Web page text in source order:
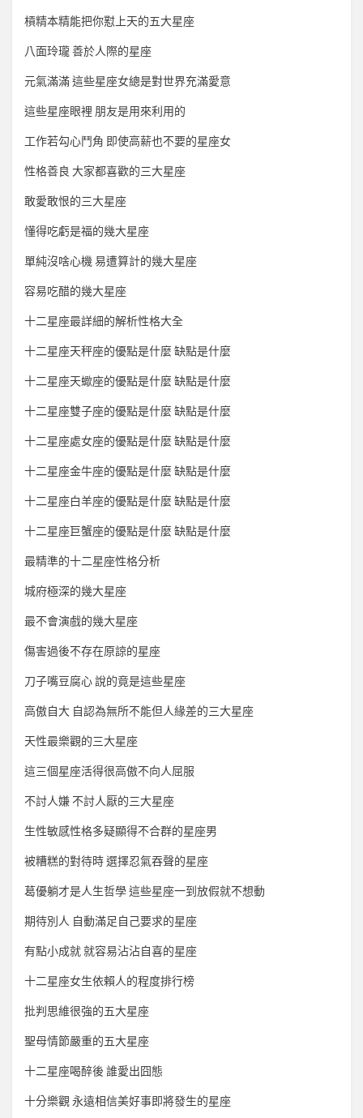
槓精本精能把你懟上天的五大星座
八面玲瓏 善於人際的星座
元氣滿滿 這些星座女總是對世界充滿愛意
這些星座眼裡 朋友是用來利用的
工作若勾心鬥角 即使高薪也不要的星座女
性格善良 大家都喜歡的三大星座
敢愛敢恨的三大星座
懂得吃虧是福的幾大星座
單純沒啥心機 易遭算計的幾大星座
容易吃醋的幾大星座
十二星座最詳細的解析性格大全
十二星座天秤座的優點是什麼 缺點是什麼
十二星座天蠍座的優點是什麼 缺點是什麼
十二星座雙子座的優點是什麼 缺點是什麼
十二星座處女座的優點是什麼 缺點是什麼
十二星座金牛座的優點是什麼 缺點是什麼
十二星座白羊座的優點是什麼 缺點是什麼
十二星座巨蟹座的優點是什麼 缺點是什麼
最精準的十二星座性格分析
城府極深的幾大星座
最不會演戲的幾大星座
傷害過後不存在原諒的星座
刀子嘴豆腐心 說的竟是這些星座
高傲自大 自認為無所不能但人緣差的三大星座
天性最樂觀的三大星座
這三個星座活得很高傲不向人屈服
不討人嫌 不討人厭的三大星座
生性敏感性格多疑顯得不合群的星座男
被糟糕的對待時 選擇忍氣吞聲的星座
葛優躺才是人生哲學 這些星座一到放假就不想動
期待別人 自動滿足自己要求的星座
有點小成就 就容易沾沾自喜的星座
十二星座女生依賴人的程度排行榜
批判思維很強的五大星座
聖母情節嚴重的五大星座
十二星座喝醉後 誰愛出囧態
十分樂觀 永遠相信美好事即將發生的星座